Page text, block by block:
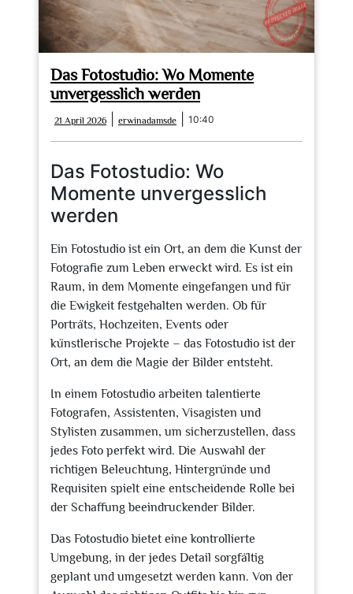
Das Fotostudio: Wo Momente
unvergesslich werden
21 April 2026
April
2026
erwinadamsde erwinadamsde
10:40
Das Fotostudio: Wo
Momente unvergesslich
werden
Ein Fotostudio ist ein Ort, an dem die Kunst der
Fotografie zum Leben erweckt wird. Es ist ein
Raum, in dem Momente eingefangen und für
die Ewigkeit festgehalten werden. Ob für
Porträts, Hochzeiten, Events oder
künstlerische Projekte – das Fotostudio ist der
Ort, an dem die Magie der Bilder entsteht.
In einem Fotostudio arbeiten talentierte
Fotografen, Assistenten, Visagisten und
Stylisten zusammen, um sicherzustellen, dass
jedes Foto perfekt wird. Die Auswahl der
richtigen Beleuchtung, Hintergründe und
Requisiten spielt eine entscheidende Rolle bei
der Schaffung beeindruckender Bilder.
Das Fotostudio bietet eine kontrollierte
Umgebung, in der jedes Detail sorgfältig
geplant und umgesetzt werden kann. Von der